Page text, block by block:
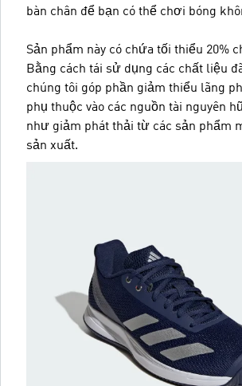
bàn chân để bạn có thể chơi bóng
Sản phẩm này có chứa tối thiểu 20%
Bằng cách tái sử dụng các chất liệu
chúng tôi góp phần giảm thiểu lãng
phụ thuộc vào các nguồn tài nguyên
như giảm phát thải từ các sản phẩm
sản xuất.